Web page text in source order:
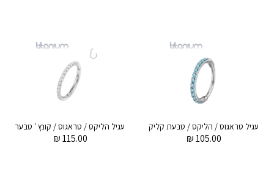
עגיל טראגוס / הליקס / טבעת קליקר מטיטניום 0.8 * 8 / 7 / 6 מ"מ וקריסטלים תכלת
105.00
₪
115.00
₪